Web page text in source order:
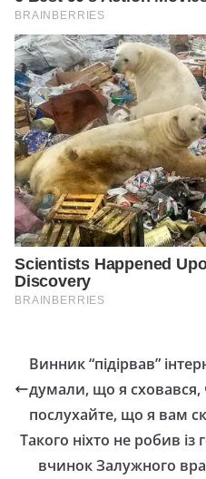
Винник “підірвав”
думали, що я сховався,
послухайте, що я вам
Такого ніхто не робив із
вчинок Залужного